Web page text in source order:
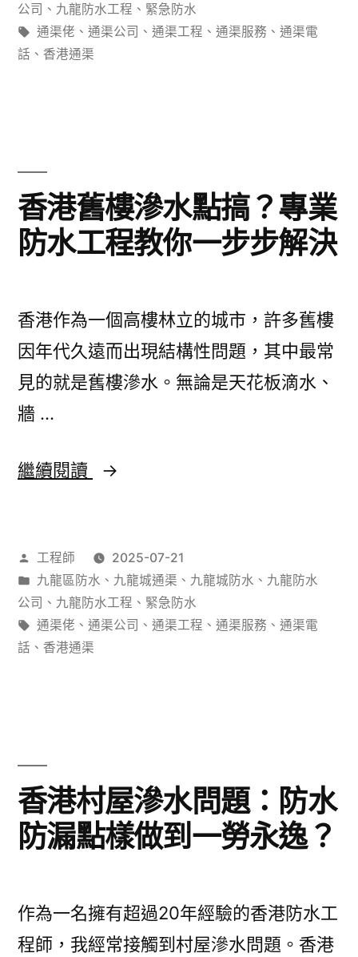
頭
痕？
漏
5
大
巧
即
刻
止
類：
公司 、 九龍防水工程 、 緊急防水
標
籤:
通渠佬 、 通渠公司 、 通渠工程 、 通渠服務 、 通渠電
話 、 香港通渠
香港舊樓滲水點搞？專業
防水工程教你一步步解決
香港作為一個高樓林立的城市，許多舊樓
因年代久遠而出現結構性問題，其中最常
見的就是舊樓滲水。無論是天花板滴水、
牆 …
繼續閱讀
香
樓
滲
水
點
防
水
工
教
你
作
者：
工程師
2025-07-21
分
類：
九龍區防水 、 九龍城通渠 、 九龍城防水 、 九龍防水
公司 、 九龍防水工程 、 緊急防水
標
籤:
通渠佬 、 通渠公司 、 通渠工程 、 通渠服務 、 通渠電
話 、 香港通渠
香港村屋滲水問題：防水
防漏點樣做到一勞永逸？
作為一名擁有超過20年經驗的香港防水工
程師，我經常接觸到村屋滲水問題。香港